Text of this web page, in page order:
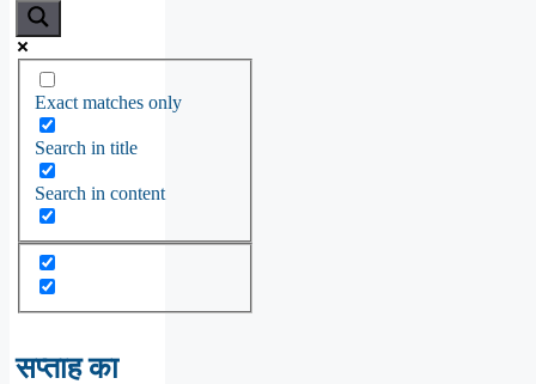
Exact matches only
Search in title
Search in content
सप्ताह का